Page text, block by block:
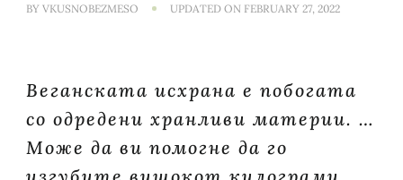
BY VKUSNOBEZMESO UPDATED ON FEBRUARY 27, 2022
Веганската исхрана е побогата
со одредени хранливи материи. …
Може да ви помогне да го
изгубите вишокот килограми. …